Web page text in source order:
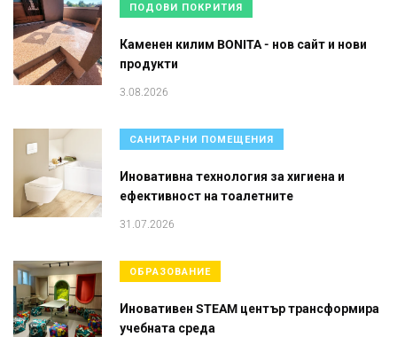
ПОДОВИ ПОКРИТИЯ
Каменен килим BONITA - нов сайт и нови
продукти
3.08.2026
САНИТАРНИ ПОМЕЩЕНИЯ
Иновативна технология за хигиена и
ефективност на тоалетните
31.07.2026
ОБРАЗОВАНИЕ
Иновативен STEAM център трансформира
учебната среда